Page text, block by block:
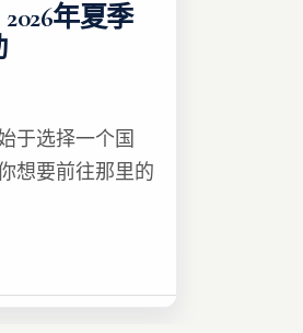
年夏季
于选择一个国
想要前往那里的